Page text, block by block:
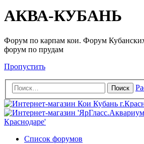
АКВА-КУБАНЬ
Форум по карпам кои. Форум
форум по прудам
Пропустить
Поиск
Список форумов